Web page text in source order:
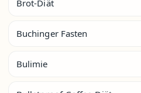
Brot-Diät
Buchinger Fasten
Bulimie